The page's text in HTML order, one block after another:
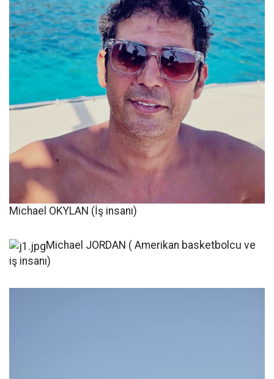
Michael OKYLAN (İş insanı)
Michael JORDAN ( Amerikan basketbolcu ve
iş insanı)